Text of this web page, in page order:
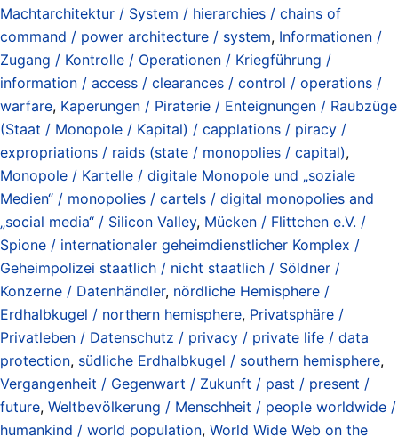
Machtarchitektur / System / hierarchies / chains of
command / power architecture / system, Informationen /
Zugang / Kontrolle / Operationen / Kriegführung /
information / access / clearances / control / operations /
warfare, Kaperungen / Piraterie / Enteignungen / Raubzüge
(Staat / Monopole / Kapital) / capplations / piracy /
expropriations / raids (state / monopolies / capital),
Monopole / Kartelle / digitale Monopole und „soziale
Medien“ / monopolies / cartels / digital monopolies and
„social media“ / Silicon Valley, Mücken / Flittchen e.V. /
Spione / internationaler geheimdienstlicher Komplex /
Geheimpolizei staatlich / nicht staatlich / Söldner /
Konzerne / Datenhändler, nördliche Hemisphere /
Erdhalbkugel / northern hemisphere, Privatsphäre /
Privatleben / Datenschutz / privacy / private life / data
protection, südliche Erdhalbkugel / southern hemisphere,
Vergangenheit / Gegenwart / Zukunft / past / present /
future, Weltbevölkerung / Menschheit / people worldwide /
humankind / world population, World Wide Web on the